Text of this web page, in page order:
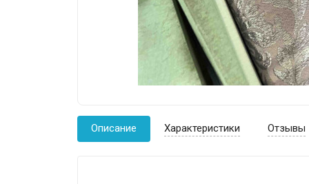
Описание Характеристики Отзывы